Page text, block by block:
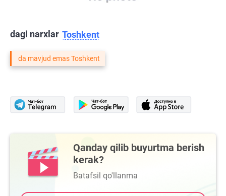
dagi narxlar Toshkent
da mavjud emas Toshkent
Qanday qilib buyurtma berish
kerak?
Batafsil qo'llanma